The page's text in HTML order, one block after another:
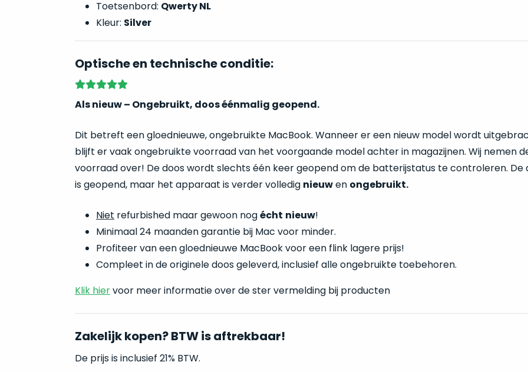
Toetsenbord: Qwerty NL
Kleur: Silver
Optische en technische conditie:
Als nieuw – Ongebruikt, doos éénmalig geopend.
Dit betreft een gloednieuwe, ongebruikte MacBook. Wanneer er een nieuw model wordt
blijft er vaak ongebruikte voorraad van het voorgaande model achter in magazijnen. Wij nemen
voorraad over! De doos wordt slechts één keer geopend om de batterijstatus te controleren. De
is geopend, maar het apparaat is verder volledig nieuwen ongebruikt.
Niet refurbished maar gewoon nogécht nieuw!
Minimaal 24 maanden garantie bij Mac voor minder.
Profiteer van een gloednieuwe MacBook voor een flink lagere prijs!
Compleet in de originele doos geleverd, inclusief alle ongebruikte toebehoren.
Klik hiervoor meer informatie over de ster vermelding bij producten
Zakelijk kopen? BTW is aftrekbaar!
De prijs is inclusief 21% BTW.